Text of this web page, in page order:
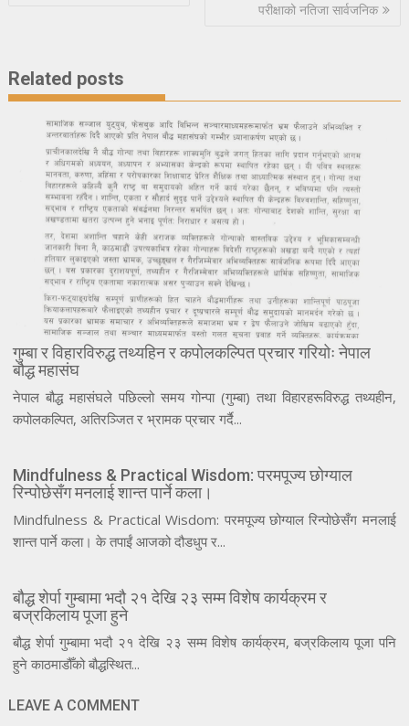
परीक्षाको नतिजा सार्वजनिक
Related posts
गुम्बा र विहारविरुद्ध तथ्यहिन र कपोलकल्पित प्रचार गरियोः नेपाल
बौद्ध महासंघ
नेपाल बौद्ध महासंघले पछिल्लो समय गोन्पा (गुम्बा) तथा विहारहरूविरुद्ध तथ्यहीन,
कपोलकल्पित, अतिरञ्जित र भ्रामक प्रचार गर्दै...
Mindfulness & Practical Wisdom: परमपूज्य छोग्याल
रिन्पोछेसँग मनलाई शान्त पार्ने कला।
Mindfulness & Practical Wisdom: परमपूज्य छोग्याल रिन्पोछेसँग मनलाई
शान्त पार्ने कला। के तपाईं आजको दौडधुप र...
बौद्ध शेर्पा गुम्बामा भदौ २१ देखि २३ सम्म विशेष कार्यक्रम र
बज्रकिलाय पूजा हुने
बौद्ध शेर्पा गुम्बामा भदौ २१ देखि २३ सम्म विशेष कार्यक्रम, बज्रकिलाय पूजा पनि
हुने काठमाडौँको बौद्धस्थित...
LEAVE A COMMENT